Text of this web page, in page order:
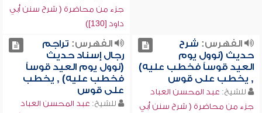
جزء من محاضرة ( شرح سنن أبي
داود [130])
الفهرس: شرح
حديث (نوول يوم
العيد قوساً فخطب عليه)
, يخطب على قوس
للشيخ: عبد المحسن العباد
جزء من محاضرة ( شرح سنن أبي
الفهرس: تراجم
رجال إسناد حديث
(نوول يوم العيد قوساً
فخطب عليه) , يخطب
على قوس
للشيخ: عبد المحسن العباد